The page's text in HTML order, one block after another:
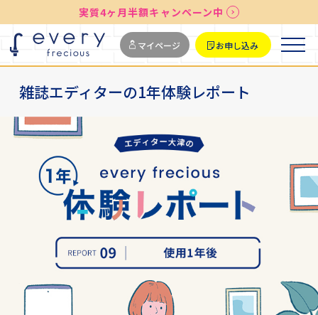
送料無料
最短お届け7日後
実質4ヶ月半額キャンペーン中
マイページ お申し込み
雑誌エディターの1年体験レポート